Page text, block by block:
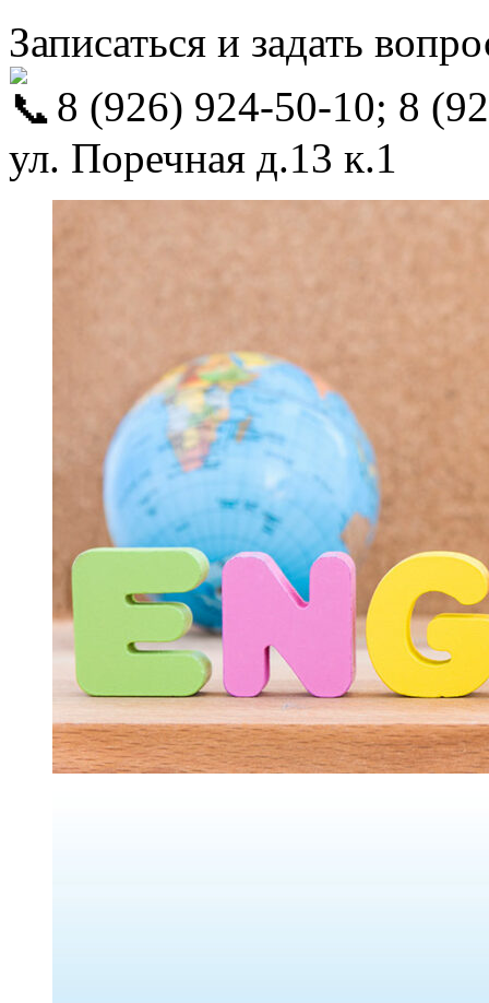
Записаться и задать
8 (926) 924-50-10; 8
ул. Поречная д.13 к.1